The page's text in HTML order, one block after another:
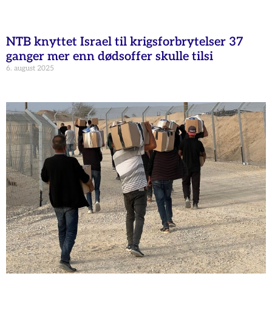
NTB knyttet Israel til krigsforbrytelser 37
ganger mer enn dødsoffer skulle tilsi
6. august 2025